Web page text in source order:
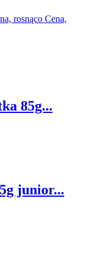
rosnąco Cena,
85g...
junior...